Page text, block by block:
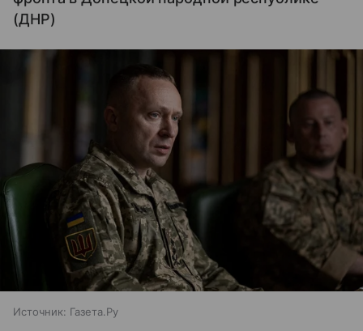
(ДНР)
Источник: Газета.Ру